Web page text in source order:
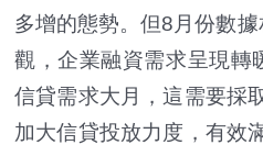
多增的態勢。但8月份數
觀，企業融資需求呈現轉
信貸需求大月，這需要採
加大信貸投放力度，有效